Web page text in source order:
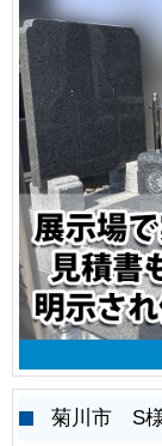
菊川市 S